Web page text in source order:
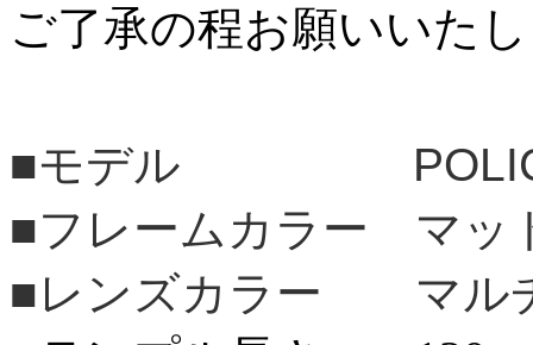
ご了承の程お願いいた
■モデル
■フレームカラー マッ
■レンズカラー マル